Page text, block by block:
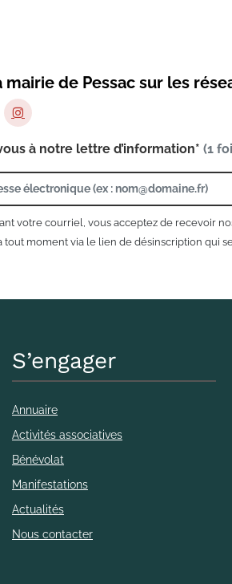
mairie de Pessac sur les
à notre lettre d’information* (1
votre courriel, vous acceptez de recevoir
tout moment via le lien de désinscription qui
S’engager
Annuaire
Activités associatives
Bénévolat
Manifestations
Actualités
Nous contacter